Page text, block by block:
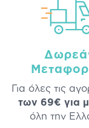
Για όλες τις
των 69€ για
όλη την